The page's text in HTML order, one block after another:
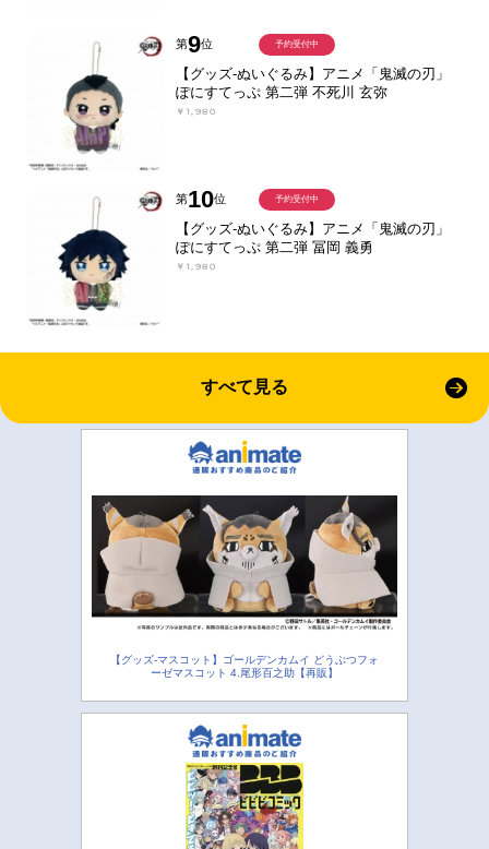
第9位
【グッズ-ぬいぐるみ】アニメ「鬼滅の刃」
ぽにすてっぷ 第二弾 不死川 玄弥
￥1,980
予約受付中
第10位
【グッズ-ぬいぐるみ】アニメ「鬼滅の刃」
ぽにすてっぷ 第二弾 冨岡 義勇
￥1,980
予約受付中
すべて見る
【グッズ-マスコット】ゴールデンカムイ どうぶつフォ
ーゼマスコット 4.尾形百之助【再販】